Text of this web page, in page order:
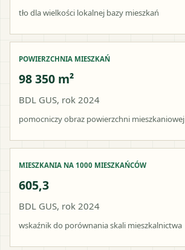
tło dla wielkości lokalnej bazy mieszkań
POWIERZCHNIA MIESZKAŃ
98 350 m²
BDL GUS, rok 2024
pomocniczy obraz powierzchni mieszkaniowej
MIESZKANIA NA 1000 MIESZKAŃCÓW
605,3
BDL GUS, rok 2024
wskaźnik do porównania skali mieszkalnictwa